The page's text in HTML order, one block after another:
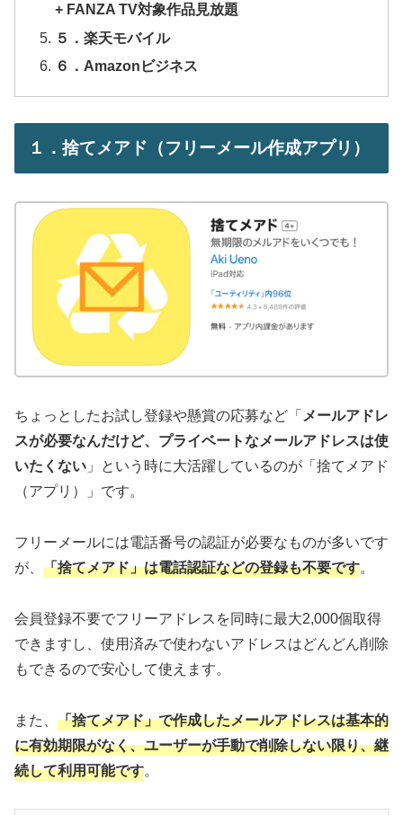
+ FANZA TV対象作品見放題
５．楽天モバイル
６．Amazonビジネス
１．捨てメアド（フリーメール作成アプリ）
ちょっとしたお試し登録や懸賞の応募など「 メールアドレ
スが必要なんだけど、プライベートなメールアドレスは使
いたくない 」という時に大活躍しているのが「捨てメアド
（アプリ）」です。
フリーメールには電話番号の認証が必要なものが多いです
が、 「捨てメアド」は電話認証などの登録も不要です。
会員登録不要でフリーアドレスを同時に最大2,000個取得
できますし、使用済みで使わないアドレスはどんどん削除
もできるので安心して使えます。
また、 「捨てメアド」で作成したメールアドレスは基本的
に有効期限がなく、ユーザーが手動で削除しない限り、継
続して利用可能です。